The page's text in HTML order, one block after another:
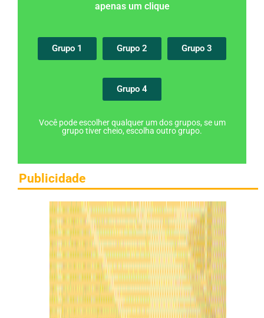
apenas um clique
Grupo 1 Grupo 2 Grupo 3
Grupo 4
Você pode escolher qualquer um dos grupos, se um
grupo tiver cheio, escolha outro grupo.
Publicidade